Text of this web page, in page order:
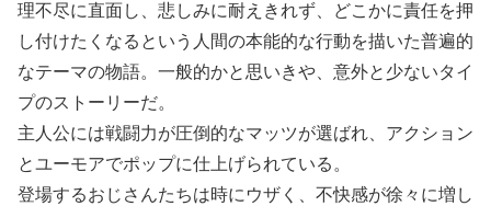
理不尽に直面し、悲しみに耐えきれず、どこかに責任を押
し付けたくなるという人間の本能的な行動を描いた普遍的
なテーマの物語。一般的かと思いきや、意外と少ないタイ
プのストーリーだ。
主人公には戦闘力が圧倒的なマッツが選ばれ、アクション
とユーモアでポップに仕上げられている。
登場するおじさんたちは時にウザく、不快感が徐々に増し